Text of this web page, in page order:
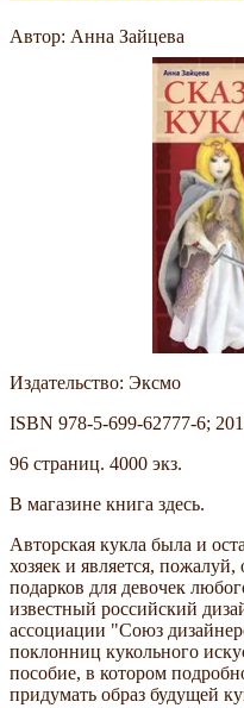
Автор: Анна Зайцева
Издательство: Эксмо
ISBN 978-5-699-62777-6;
96 страниц. 4000 экз.
В магазине книга здесь.
Авторская кукла была и
хозяек и является,
подарков для девочек
известный российский
ассоциации "Союз
поклонниц кукольного
пособие, в котором
придумать образ будущей